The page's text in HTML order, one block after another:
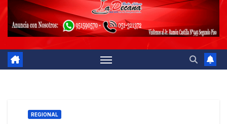
REGIONAL